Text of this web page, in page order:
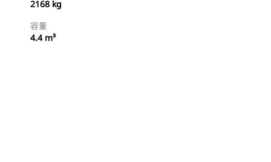
2168 kg
容量
4.4 m³